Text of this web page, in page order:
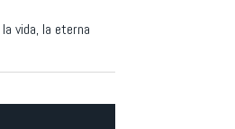
vida, la eterna